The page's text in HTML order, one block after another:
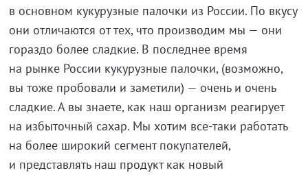
в основном кукурузные палочки из России. По вкусу
они отличаются от тех, что производим мы — они
гораздо более сладкие. В последнее время
на рынке России кукурузные палочки, (возможно,
вы тоже пробовали и заметили) — очень и очень
сладкие. А вы знаете, как наш организм реагирует
на избыточный сахар. Мы хотим все-таки работать
на более широкий сегмент покупателей,
и представлять наш продукт как новый